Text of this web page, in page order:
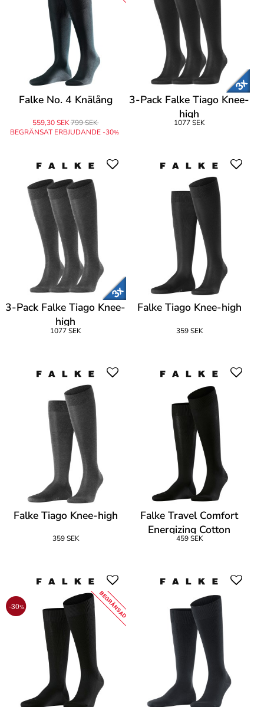
Falke No. 4 Knälång
559,30 SEK799 SEK
BEGRÄNSAT ERBJUDANDE -30%
3-Pack Falke Tiago Knee-
high
1077 SEK
3-Pack Falke Tiago Knee-
high
1077 SEK
Falke Tiago Knee-high
359 SEK
Falke Tiago Knee-high
359 SEK
Falke Travel Comfort
Energizing Cotton
459 SEK
-30% BEGRÄNSAD